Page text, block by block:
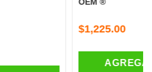
$1,225.00
AGREGAR